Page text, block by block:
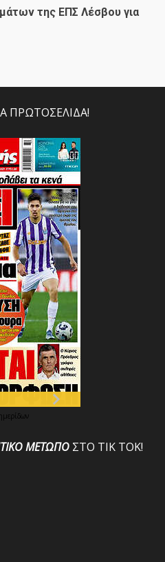
της ΕΠΣ Λέσβου για
ΠΡΩΤΟΣΕΛΙΔΑ!
ΜΕΤΩΠΟ ΣΤΟ ΤΙΚ ΤΟΚ!